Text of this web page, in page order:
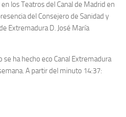
los Teatros del Canal de Madrid en
del Consejero de Sanidad y
Extremadura D. José María
ha hecho eco Canal Extremadura
A partir del minuto 14:37: